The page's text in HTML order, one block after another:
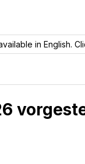
in English.